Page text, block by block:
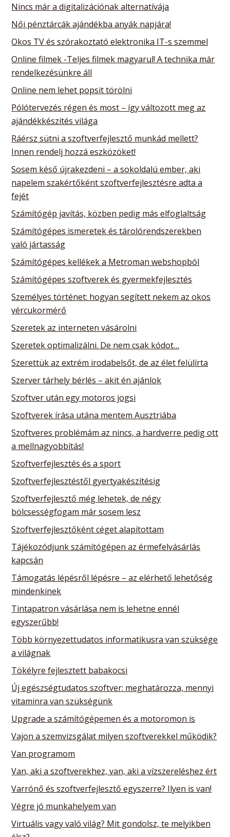
Nincs már a digitalizációnak alternatívája
Női pénztárcák ajándékba anyák napjára!
Okos TV és szórakoztató elektronika IT-s szemmel
Online filmek -Teljes filmek magyarul! A technika már
rendelkezésünkre áll
Online nem lehet popsit törölni
Pólótervezés régen és most – így változott meg az
ajándékkészítés világa
Ráérsz sütni a szoftverfejlesztő munkád mellett?
Innen rendelj hozzá eszközöket!
Sosem késő újrakezdeni – a sokoldalú ember, aki
napelem szakértőként szoftverfejlesztésre adta a
fejét
Számítógép javítás, közben pedig más elfoglaltság
Számítógépes ismeretek és tárolórendszerekben
való jártasság
Számítógépes kellékek a Metroman webshopból
Számítógépes szoftverek és gyermekfejlesztés
Személyes történet: hogyan segített nekem az okos
vércukormérő
Szeretek az interneten vásárolni
Szeretek optimalizálni. De nem csak kódot…
Szerettük az extrém irodabelsőt, de az élet felülírta
Szerver tárhely bérlés – akit én ajánlok
Szoftver után egy motoros jogsi
Szoftverek írása utána mentem Ausztriába
Szoftveres problémám az nincs, a hardverre pedig ott
a mellnagyobbítás!
Szoftverfejlesztés és a sport
Szoftverfejlesztéstől gyertyakészítésig
Szoftverfejlesztő még lehetek, de négy
bölcsességfogam már sosem lesz
Szoftverfejlesztőként céget alapítottam
Tájékozódjunk számítógépen az érmefelvásárlás
kapcsán
Támogatás lépésről lépésre – az elérhető lehetőség
mindenkinek
Tintapatron vásárlása nem is lehetne ennél
egyszerűbb!
Több környezettudatos informatikusra van szüksége
a világnak
Tökélyre fejlesztett babakocsi
Új egészségtudatos szoftver: meghatározza, mennyi
vitaminra van szükségünk
Upgrade a számítógépemen és a motoromon is
Vajon a szemvizsgálat milyen szoftverekkel működik?
Van programom
Van, aki a szoftverekhez, van, aki a vízszereléshez ért
Varrónő és szoftverfejlesztő egyszerre? Ilyen is van!
Végre jó munkahelyem van
Virtuális vagy való világ? Mit gondolsz, te melyikben